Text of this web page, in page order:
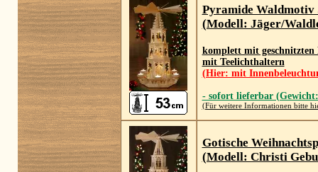
Pyramide Waldmotiv
(Modell: Jäger/
komplett mit geschnitzten
mit Teelichthaltern
(Hier: mit
- sofort lieferbar
(Für weitere Informationen bitte
Gotische
(Modell: Christi